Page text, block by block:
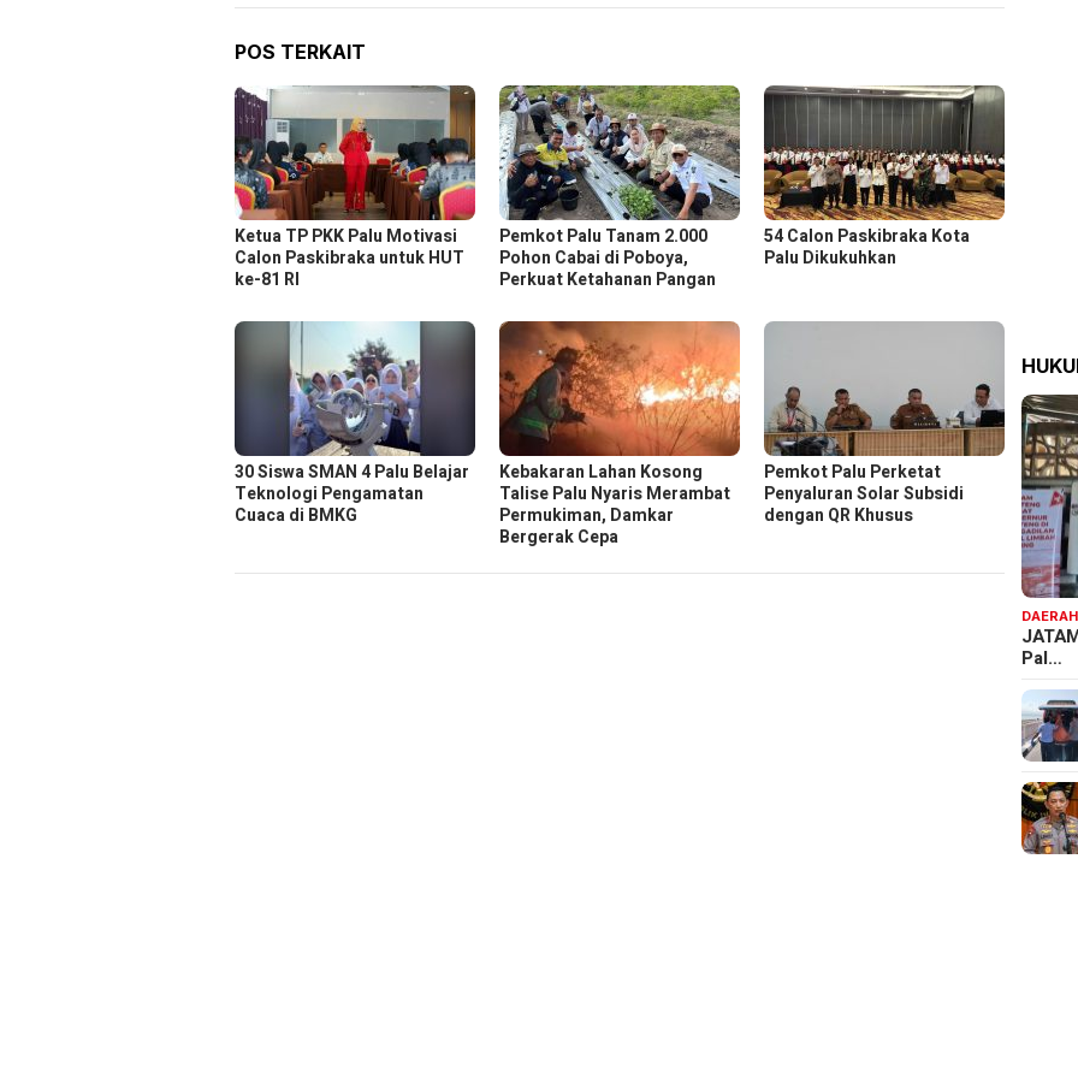
POS TERKAIT
Ketua TP PKK Palu Motivasi
Calon Paskibraka untuk HUT
ke-81 RI
Pemkot Palu Tanam 2.000
Pohon Cabai di Poboya,
Perkuat Ketahanan Pangan
54 Calon Paskibraka Kota
Palu Dikukuhkan
30 Siswa SMAN 4 Palu Belajar
Teknologi Pengamatan
Cuaca di BMKG
Kebakaran Lahan Kosong
Talise Palu Nyaris Merambat
Permukiman, Damkar
Bergerak Cepa
Pemkot Palu Perketat
Penyaluran Solar Subsidi
dengan QR Khusus
DAERAH
Pal…